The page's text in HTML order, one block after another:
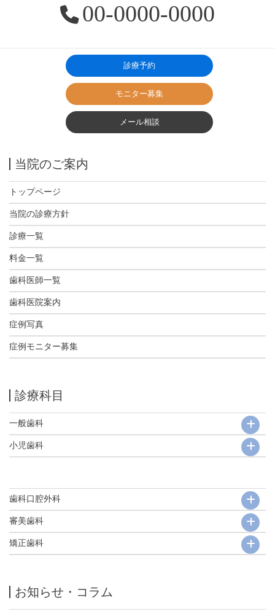
00-0000-0000
診療予約
モニター募集
メール相談
当院のご案内
トップページ
当院の診療方針
診療一覧
料金一覧
歯科医師一覧
歯科医院案内
症例写真
症例モニター募集
診療科目
一般歯科
小児歯科
歯科口腔外科
審美歯科
矯正歯科
お知らせ・コラム